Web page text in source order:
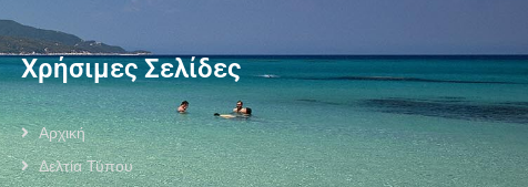
Χρήσιμες Σελίδες
Αρχική
Δελτία Τύπου